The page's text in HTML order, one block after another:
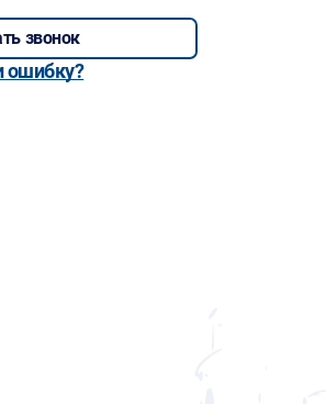
звонок
ошибку?